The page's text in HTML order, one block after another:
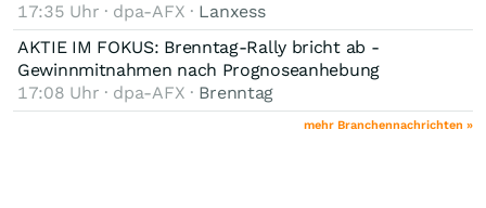
17:35 Uhr · dpa-AFX · Lanxess
AKTIE IM FOKUS: Brenntag-Rally bricht ab -
Gewinnmitnahmen nach Prognoseanhebung
17:08 Uhr · dpa-AFX · Brenntag
mehr Branchennachrichten »